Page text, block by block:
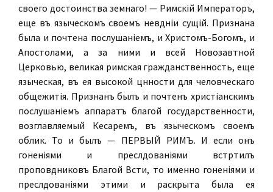
своего достоинства земнаго! — Римскій Императоръ,
еще въ языческомъ своемъ невѣдѣніи сущій. Признана
была и почтена послушаніемъ, и Христомъ-Богомъ, и
Апостолами, а за ними и всей Новозавѣтной
Церковью, великая римская гражданственность, еще
языческая, въ ея высокой цѣнности для человѣческаго
общежитія. Признанъ былъ и почтенъ христіанскимъ
послушаніемъ аппаратъ благой государственности,
возглавляемый Кесаремъ, въ языческомъ своемъ
обликѣ. То и былъ — ПЕРВЫЙ РИМЪ. И если онъ
гоненіями и преслѣдованіями встрѣтилъ
проповѣдниковъ Благой Вѣсти, то именно гоненіями и
преслѣдованіями этими и раскрыта была ея